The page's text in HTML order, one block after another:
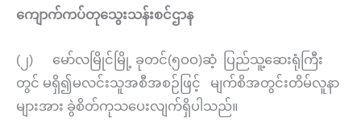
ကျောက်ကပ်တုသွေးသန်းစင်ဌာန
(၂) မော်လမြိုင်မြို့ ခုတင်(၅ဝဝ)ဆံ့ ပြည်သူ့ဆေးရုံကြီး
တွင် မရှိ၍မလင်းသူအစီအစဉ်ဖြင့် မျက်စိအတွင်းတိမ်လူနာ
များအား ခွဲစိတ်ကုသပေးလျက်ရှိပါသည်။